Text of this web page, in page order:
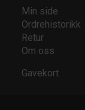
Min side
Ordrehistorikk
Retur
Om oss
Gavekort